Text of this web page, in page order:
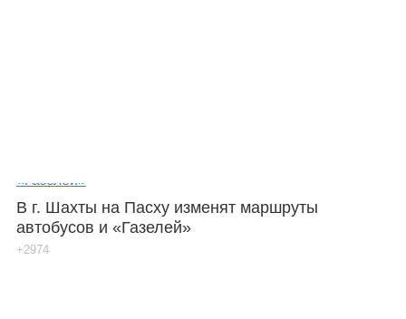
В г. Шахты на Пасху изменят маршруты
автобусов и «Газелей»
+2974